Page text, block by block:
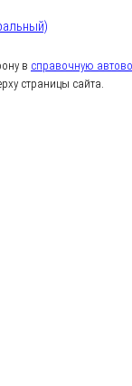
в справочную
страницы сайта.